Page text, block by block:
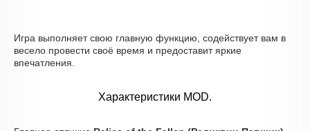
Игра выполняет свою главную функцию, содействует вам в
весело провести своё время и предоставит яркие
впечатления.
Характеристики MOD.